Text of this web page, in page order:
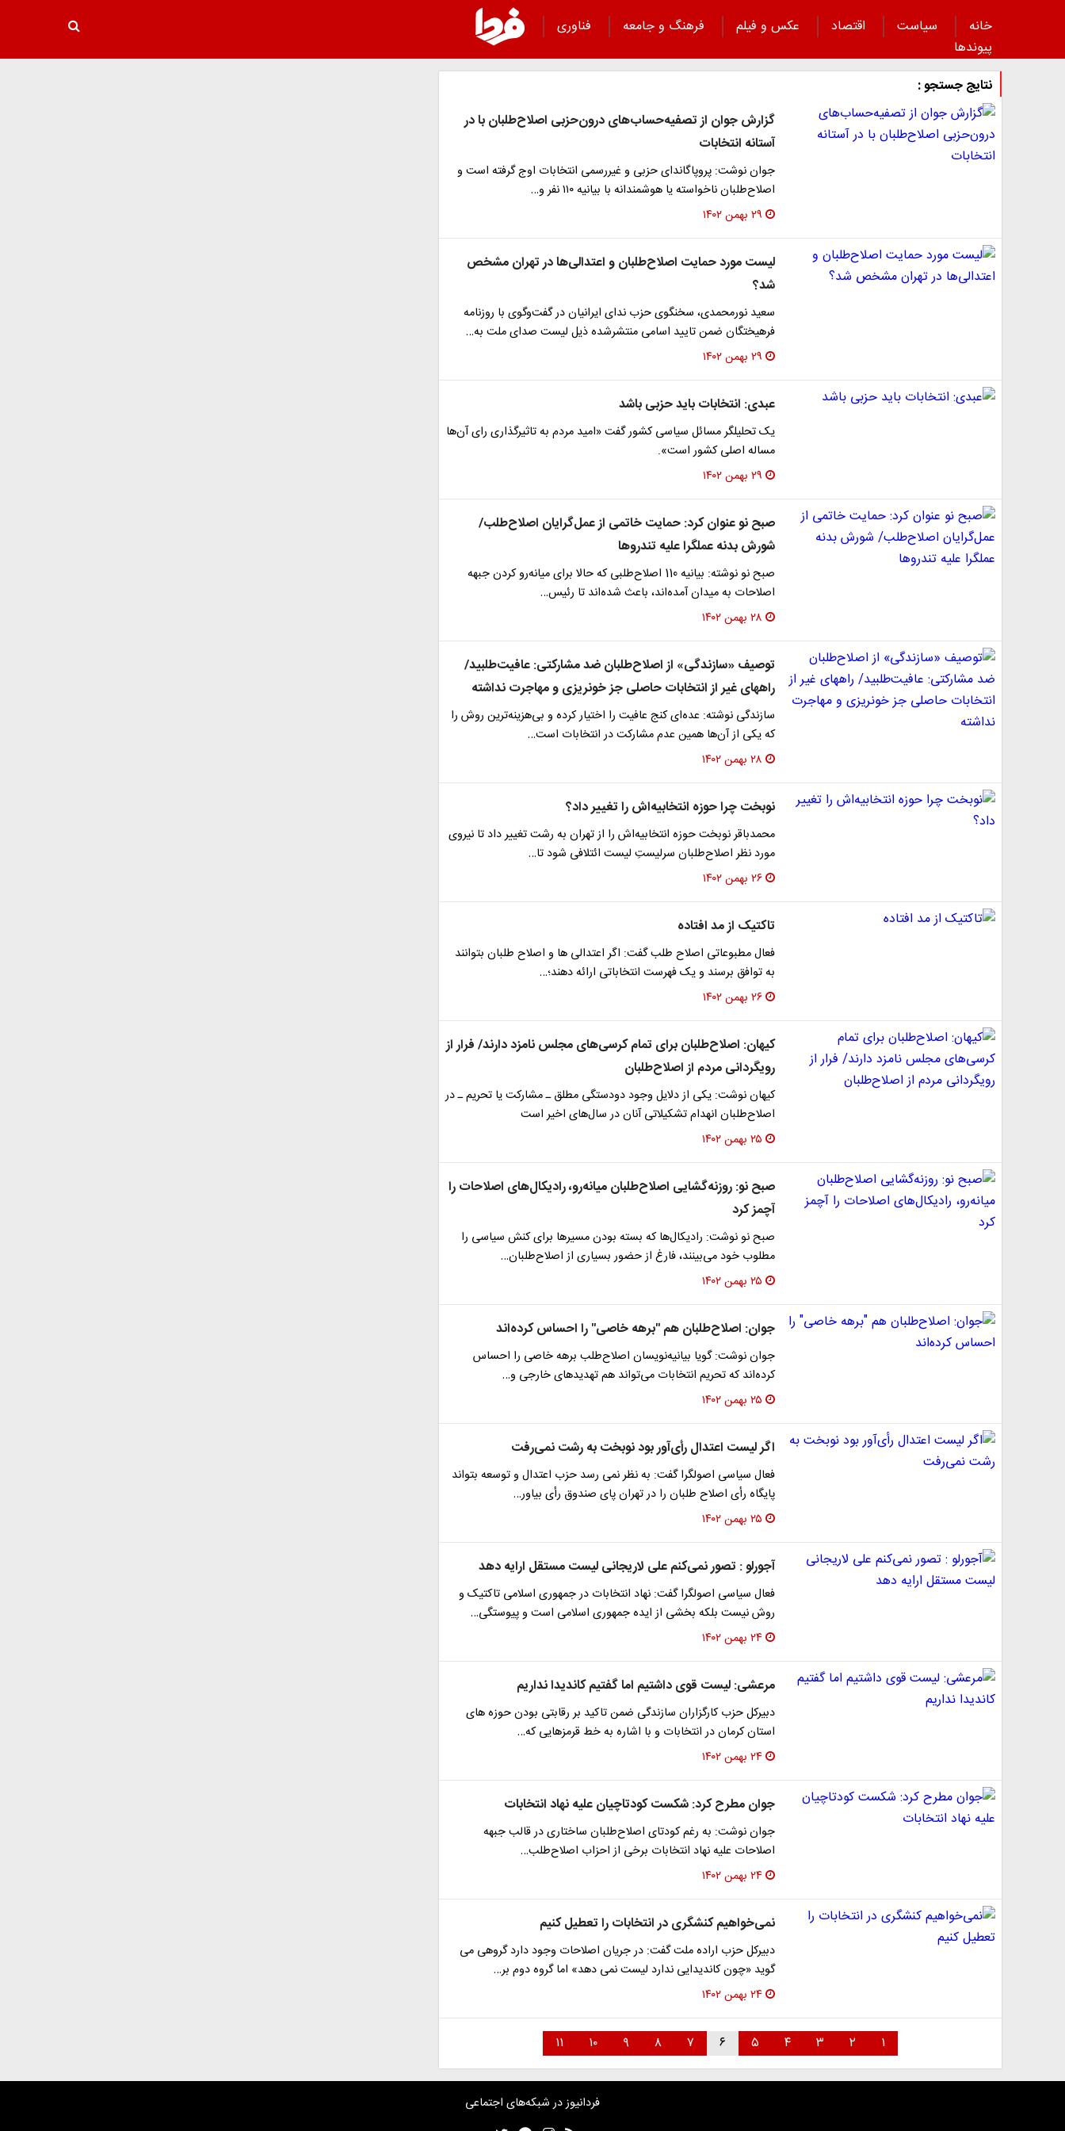
خانه سیاست اقتصاد عکس و فیلم فرهنگ و جامعه
فناوری
پیوند‌ها
نتایج جستجو :
گزارش جوان از تصفیه‌حساب‌های درون‌حزبی اصلاح‌طلبان با در
آستانه انتخابات
جوان نوشت: پروپاگاندای حزبی و غیررسمی انتخابات اوج گرفته است و
اصلاح‌طلبان ناخواسته یا هوشمندانه با بیانیه ۱۱۰ نفر و…
۲۹ بهمن ۱۴۰۲
لیست مورد حمایت اصلاح‌طلبان و اعتدالی‌ها در تهران مشخص
شد؟
سعید نورمحمدی، سخنگوی حزب ندای ایرانیان در گفت‌وگوی با روزنامه
فرهیختگان ضمن تایید اسامی منتشرشده ذیل لیست صدای ملت به…
۲۹ بهمن ۱۴۰۲
عبدی: انتخابات باید حزبی باشد
یک تحلیلگر مسائل سیاسی کشور گفت «امید مردم به تاثیرگذاری رای آن‌ها
مساله اصلی کشور است».
۲۹ بهمن ۱۴۰۲
صبح نو عنوان کرد: حمایت خاتمی از عمل‌گرایان اصلاح‌طلب/
شورش بدنه عملگرا علیه تندروها
صبح نو نوشته: بیانیه 110 اصلاح‌طلبی که حالا برای میانه‌رو کردن جبهه
اصلاحات به میدان آمده‌اند، باعث شده‌اند تا رئیس…
۲۸ بهمن ۱۴۰۲
توصیف «سازندگی» از اصلاح‌طلبان ضد مشارکتی: عافیت‌طلبید/
راههای غیر از انتخابات حاصلی جز خونریزی و مهاجرت نداشته
سازندگی نوشته: عده‌ای کنج عافیت را اختیار کرده و بی‌هزینه‌ترین روش را
که یکی از آن‌ها همین عدم مشارکت در انتخابات است…
۲۸ بهمن ۱۴۰۲
نوبخت چرا حوزه انتخابیه‌اش را تغییر داد؟
محمدباقر نوبخت حوزه انتخابیه‌اش را از تهران به رشت تغییر داد تا نیروی
مورد نظر اصلاح‌طلبان سرلیستِ لیست ائتلافی شود تا…
۲۶ بهمن ۱۴۰۲
تاکتیک از مد افتاده
فعال مطبوعاتی اصلاح طلب گفت: اگر اعتدالی ها و اصلاح طلبان بتوانند
به توافق برسند و یک فهرست انتخاباتی ارائه دهند؛…
۲۶ بهمن ۱۴۰۲
کیهان: اصلاح‌طلبان برای تمام کرسی‌های مجلس نامزد دارند/ فرار از
رویگردانی مردم از اصلاح‌طلبان
کیهان نوشت: یکی از دلایل وجود دودستگی مطلق ـ مشارکت یا تحریم ـ در
اصلاح‌طلبان انهدام تشکیلاتی آنان در سال‌های اخیر است
۲۵ بهمن ۱۴۰۲
صبح نو: روزنه‌گشایی اصلاح‌طلبان میانه‌رو، رادیکال‌های اصلاحات را
آچمز کرد
صبح نو نوشت: رادیکال‌ها که بسته بودن مسیرها برای کنش سیاسی را
مطلوب خود می‌بینند، فارغ از حضور بسیاری از اصلاح‌طلبان…
۲۵ بهمن ۱۴۰۲
جوان: اصلاح‌طلبان هم "برهه خاصی" را احساس کرده‌اند
جوان نوشت: گویا بیانیه‌نویسان اصلاح‌طلب برهه خاصی را احساس
کرده‌اند که تحریم انتخابات می‌تواند هم تهدید‌های خارجی و…
۲۵ بهمن ۱۴۰۲
اگر لیست اعتدال رأی‌آور بود نوبخت به رشت نمی‌رفت
فعال سیاسی اصولگرا گفت: به نظر نمی رسد حزب اعتدال و توسعه بتواند
پایگاه رأی اصلاح طلبان را در تهران پای صندوق رأی بیاور…
۲۵ بهمن ۱۴۰۲
آجورلو : تصور نمی‌کنم علی لاریجانی لیست مستقل ارایه دهد
فعال سیاسی اصولگرا گفت: نهاد انتخابات در جمهوری اسلامی تاکتیک و
روش نیست بلکه بخشی از ایده جمهوری اسلامی است و پیوستگی…
۲۴ بهمن ۱۴۰۲
مرعشی: لیست قوی داشتیم اما گفتیم کاندیدا نداریم
دبیرکل حزب کارگزاران سازندگی ضمن تاکید بر رقابتی بودن حوزه های
استان کرمان در انتخابات و با اشاره به خط قرمزهایی که…
۲۴ بهمن ۱۴۰۲
جوان مطرح کرد: شکست کودتاچیان علیه نهاد انتخابات
جوان نوشت: به رغم کودتای اصلاح‌طلبان ساختاری در قالب جبهه
اصلاحات علیه نهاد انتخابات برخی از احزاب اصلاح‌طلب…
۲۴ بهمن ۱۴۰۲
نمی‌خواهیم کنشگری در انتخابات را تعطیل کنیم
دبیرکل حزب اراده ملت گفت: در جریان اصلاحات وجود دارد گروهی می
گوید «چون کاندیدایی ندارد لیست نمی دهد» اما گروه دوم بر…
۲۴ بهمن ۱۴۰۲
۱ ۲ ۳ ۴ ۵ ۶ ۷ ۸ ۹ ۱۰ ۱۱
فردانیوز در شبکه‌های اجتماعی